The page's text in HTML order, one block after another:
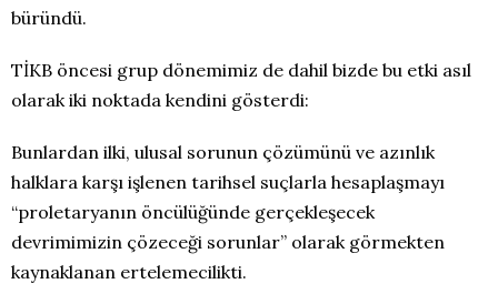
büründü.
TİKB öncesi grup dönemimiz de dahil bizde bu etki asıl
olarak iki noktada kendini gösterdi:
Bunlardan ilki, ulusal sorunun çözümünü ve azınlık
halklara karşı işlenen tarihsel suçlarla hesaplaşmayı
“proletaryanın öncülüğünde gerçekleşecek
devrimimizin çözeceği sorunlar” olarak görmekten
kaynaklanan ertelemecilikti.